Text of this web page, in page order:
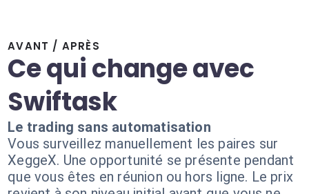
AVANT / APRÈS
Ce qui change avec
Swiftask
Le trading sans automatisation
Vous surveillez manuellement les paires sur
XeggeX. Une opportunité se présente pendant
que vous êtes en réunion ou hors ligne. Le prix